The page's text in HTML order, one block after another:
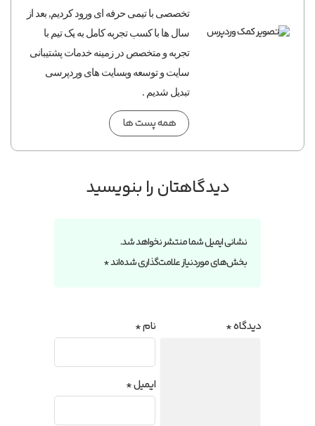
تخصصی با تیمی حرفه ای ورود کردیم, بعد از
سال ها با کسب تجربه کامل به یک تیم با
تجربه و متخصص در زمینه خدمات پشتیبانی
سایت و توسعه وبسایت های وردپرسی
تبدیل شدیم .
همه پست ها
دیدگاهتان را بنویسید
نشانی ایمیل شما منتشر نخواهد شد.
بخش‌های موردنیاز علامت‌گذاری شده‌اند*
دیدگاه* نام*
ایمیل*